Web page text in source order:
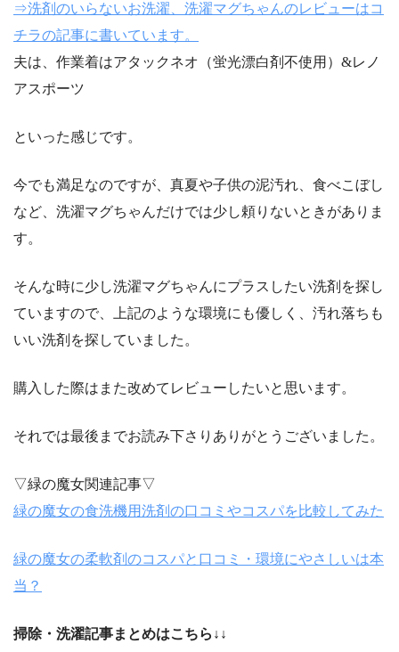
⇒洗剤のいらないお洗濯、洗濯マグちゃんのレビューはコ
チラの記事に書いています。
夫は、作業着はアタックネオ（蛍光漂白剤不使用）&レノ
アスポーツ
といった感じです。
今でも満足なのですが、真夏や子供の泥汚れ、食べこぼし
など、洗濯マグちゃんだけでは少し頼りないときがありま
す。
そんな時に少し洗濯マグちゃんにプラスしたい洗剤を探し
ていますので、上記のような環境にも優しく、汚れ落ちも
いい洗剤を探していました。
購入した際はまた改めてレビューしたいと思います。
それでは最後までお読み下さりありがとうございました。
▽緑の魔女関連記事▽
緑の魔女の食洗機用洗剤の口コミやコスパを比較してみた
緑の魔女の柔軟剤のコスパと口コミ・環境にやさしいは本
当？
掃除・洗濯記事まとめはこちら↓↓